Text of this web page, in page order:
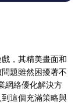
，其精美畫面和
題雖然困擾著不
網絡優化解決方
這個充滿策略與